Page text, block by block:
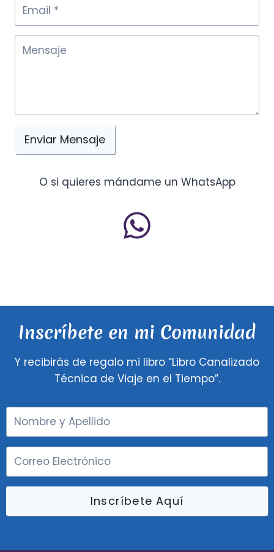
Enviar Mensaje
O si quieres mándame un WhatsApp
Inscríbete en mi Comunidad
Y recibirás de regalo mi libro “Libro Canalizado
Técnica de Viaje en el Tiempo”.
Inscríbete Aquí